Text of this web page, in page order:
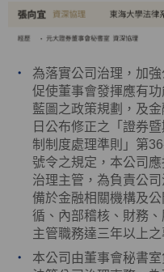
為落實公司治理，加
促使董事會發揮應有
藍圖之政策規劃，及
日公布修正之「證券
制制度處理準則」第
號令之規定，本公司
治理主管，為負責公
備於金融相關機構及
循、內部稽核、財務
主管職務達三年以上之
本公司由董事會秘書